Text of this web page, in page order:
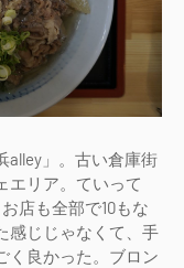
alley」。古い倉庫街
エリア。ていって
店も全部で10もな
感じじゃなくて、手
く良かった。ブロン